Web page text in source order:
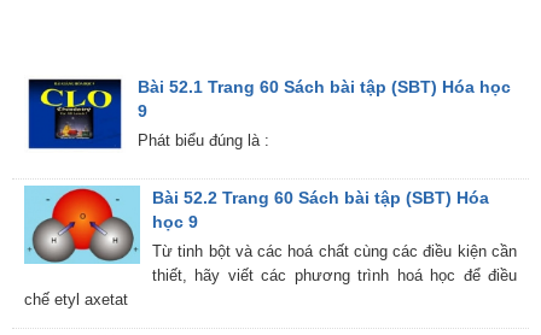
Bài 52.1 Trang 60 Sách bài tập (SBT) Hóa học
9
Phát biểu đúng là :
Bài 52.2 Trang 60 Sách bài tập (SBT) Hóa
học 9
Từ tinh bột và các hoá chất cùng các điều kiện cần
thiết, hãy viết các phương trình hoá học để điều
chế etyl axetat